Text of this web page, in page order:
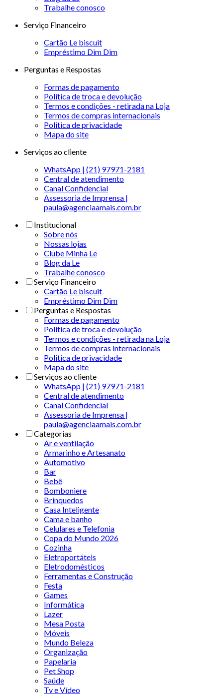
Trabalhe conosco
Serviço Financeiro
Cartão Le biscuit
Empréstimo Dim Dim
Perguntas e Respostas
Formas de pagamento
Política de troca e devolução
Termos e condições - retirada na Loja
Termos de compras internacionais
Politica de privacidade
Mapa do site
Serviços ao cliente
WhatsApp | (21) 97971-2181
Central de atendimento
Canal Confidencial
Assessoria de Imprensa |
paula@agenciaamais.com.br
Institucional
Sobre nós
Nossas lojas
Clube Minha Le
Blog da Le
Trabalhe conosco
Serviço Financeiro
Cartão Le biscuit
Empréstimo Dim Dim
Perguntas e Respostas
Formas de pagamento
Política de troca e devolução
Termos e condições - retirada na Loja
Termos de compras internacionais
Politica de privacidade
Mapa do site
Serviços ao cliente
WhatsApp | (21) 97971-2181
Central de atendimento
Canal Confidencial
Assessoria de Imprensa |
paula@agenciaamais.com.br
Categorias
Ar e ventilação
Armarinho e Artesanato
Automotivo
Bar
Bebê
Bomboniere
Brinquedos
Casa Inteligente
Cama e banho
Celulares e Telefonia
Copa do Mundo 2026
Cozinha
Eletroportáteis
Eletrodomésticos
Ferramentas e Construção
Festa
Games
Informática
Lazer
Mesa Posta
Móveis
Mundo Beleza
Organização
Papelaria
Pet Shop
Saúde
Tv e Vídeo